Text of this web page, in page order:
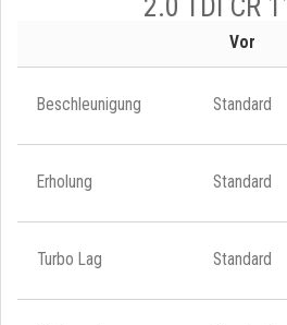
Vor
Beschleunigung Standard
Erholung Standard
Turbo Lag Standard